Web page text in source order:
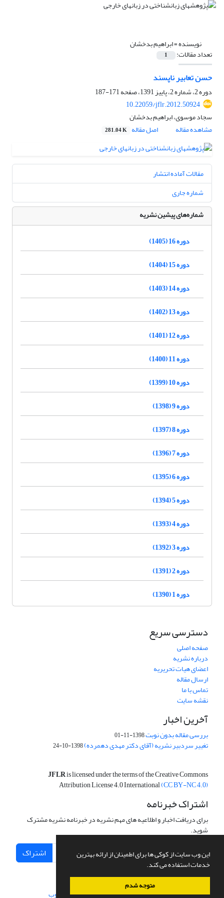
این وب سایت از کوکی ها برای اطمینان از ارائه بهترین
خدمات استفاده می کند.
متوجه شدم
نویسنده =ابراهیم بدخشان
تعداد مقالات: 1
حسن تعابیر ناپسند
دوره 2، شماره 2، پاییز 1391، صفحه
171-187
10.22059/jflr.2012.50924
سجاد موسوی، ابراهیم بدخشان
مشاهده مقاله
اصل مقاله 281.04 K
مقالات آماده انتشار
شماره جاری
شماره‌های پیشین نشریه
دوره 16 (1405)
دوره 15 (1404)
دوره 14 (1403)
دوره 13 (1402)
دوره 12 (1401)
دوره 11 (1400)
دوره 10 (1399)
دوره 9 (1398)
دوره 8 (1397)
دوره 7 (1396)
دوره 6 (1395)
دوره 5 (1394)
دوره 4 (1393)
دوره 3 (1392)
دوره 2 (1391)
دوره 1 (1390)
دسترسی سریع
صفحه اصلی
درباره نشریه
اعضای هیات تحریریه
ارسال مقاله
تماس با ما
نقشه سایت
آخرین اخبار
بررسی مقاله بدون نوبت1398-11-01
تغییر سردبیر نشریه (آقای دکتر مهدی دهمرده)1398-10-24
JFLRis licensed under the terms of the Creative Commons
Attribution License 4.0 International(CC BY-NC 4.0)
اشتراک خبرنامه
برای دریافت اخبار و اطلاعیه های مهم نشریه در خبرنامه نشریه مشترک
شوید.
اشتراک
سامانه مدیریت نشریات علمی.طراحی و پیاده سازی از سیناوب